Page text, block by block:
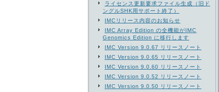
ライセンス更新要求ファイル生成（旧ド
ングルSHK用サポート終了）
IMCリリース内容のお知らせ
IMC Array Edition の全機能がIMC
Genomics Edition に移行します
IMC Version 9.0.67 リリースノート
IMC Version 9.0.65 リリースノート
IMC Version 9.0.60 リリースノート
IMC Version 9.0.52 リリースノート
IMC Version 9.0.50 リリースノート